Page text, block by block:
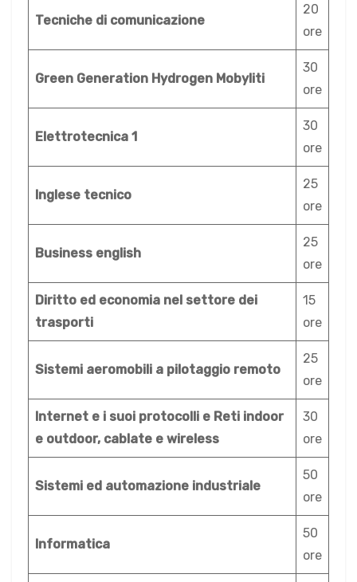
Tecniche di comunicazione
20
ore
Green Generation Hydrogen Mobyliti
30
ore
Elettrotecnica 1
30
ore
Inglese tecnico
25
ore
Business english
25
ore
Diritto ed economia nel settore dei
trasporti
15
ore
Sistemi aeromobili a pilotaggio remoto
25
ore
Internet e i suoi protocolli e Reti indoor
e outdoor, cablate e wireless
30
ore
Sistemi ed automazione industriale
50
ore
Informatica
50
ore